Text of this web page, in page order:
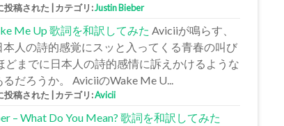
投稿された カテゴリ:Justin Bieber
Me Up 歌詞を和訳してみた Aviciiが鳴らす、
本人の詩的感覚にスッと入ってくる青春の叫び
どまでに日本人の詩的感情に訴えかけるような
だろうか。 AviciiのWake Me U...
投稿された カテゴリ:Avicii
– What Do You Mean? 歌詞を和訳してみた